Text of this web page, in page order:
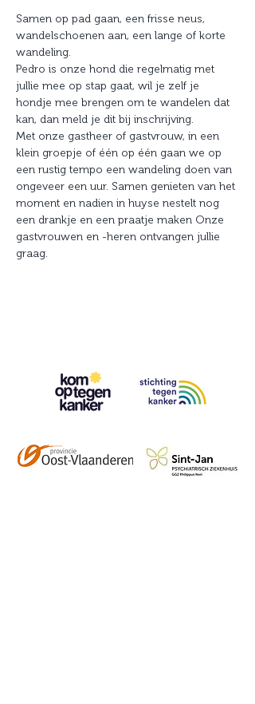
Samen op pad gaan, een frisse neus,
wandelschoenen aan, een lange of korte
wandeling.
Pedro is onze hond die regelmatig met
jullie mee op stap gaat, wil je zelf je
hondje mee brengen om te wandelen dat
kan, dan meld je dit bij inschrijving.
Met onze gastheer of gastvrouw, in een
klein groepje of één op één gaan we op
een rustig tempo een wandeling doen van
ongeveer een uur. Samen genieten van het
moment en nadien in huyse nestelt nog
een drankje en een praatje maken Onze
gastvrouwen en -heren ontvangen jullie
graag.